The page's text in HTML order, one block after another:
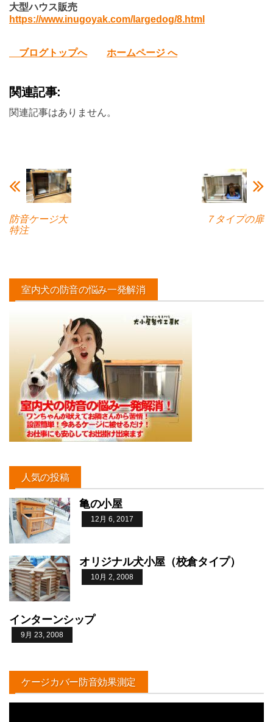
大型ハウス販売
https://www.inugoyak.com/largedog/8.html
ブログトップへ ホームページ へ
関連記事:
関連記事はありません。
防音ケージ大
特注
７タイプの扉
室内犬の防音の悩み一発解消
人気の投稿
亀の小屋
12月 6, 2017
オリジナル犬小屋（校倉タイプ）
10月 2, 2008
インターンシップ
9月 23, 2008
ケージカバー防音効果測定